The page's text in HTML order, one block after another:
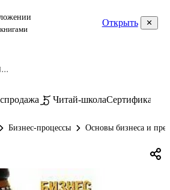
Открыть
Читай-школаСертификаты
Бизнес-процессы Основы бизнеса и